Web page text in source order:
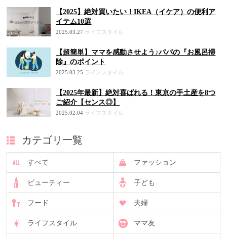
【2025】絶対買いたい！IKEA（イケア）の便利ア
イテム10選
2025.03.27 ライフスタイル
【超簡単】ママを感動させよう♪パパの『お風呂掃
除』のポイント
2025.03.25 ライフスタイル
【2025年最新】絶対喜ばれる！東京の手土産を8つ
ご紹介【センス◎】
2025.02.04 ライフスタイル
カテゴリ一覧
すべて ファッション
ビューティー 子ども
フード 夫婦
ライフスタイル ママ友